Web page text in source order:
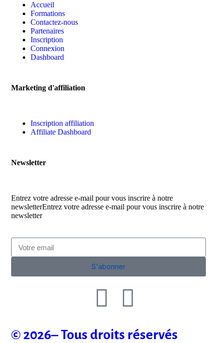
Accueil
Formations
Contactez-nous
Partenaires
Inscription
Connexion
Dashboard
Marketing d'affiliation
Inscription affiliation
Affiliate Dashboard
Newsletter
Entrez votre adresse e-mail pour vous inscrire à notre
newsletterEntrez votre adresse e-mail pour vous inscrire à notre
newsletter
S'abonner
© 2026– Tous droits réservés